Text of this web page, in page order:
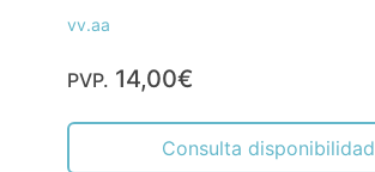
vv.aa
PVP. 14,00€
Consulta disponibilidad